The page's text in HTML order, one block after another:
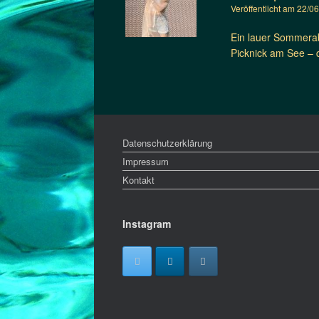
Veröffentlicht am22/
Ein lauer
Picknick am See
Datenschutzerklärung
Impressum
Kontakt
Instagram